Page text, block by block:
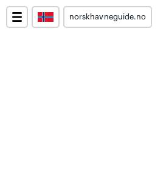
norskhavneguide.no